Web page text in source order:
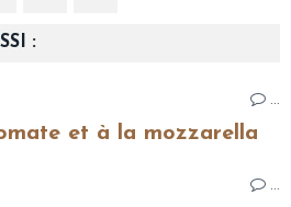
:
…
et à la mozzarella
…